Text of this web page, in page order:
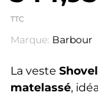
TTC
Marque: Barbour
La veste
matelassé,